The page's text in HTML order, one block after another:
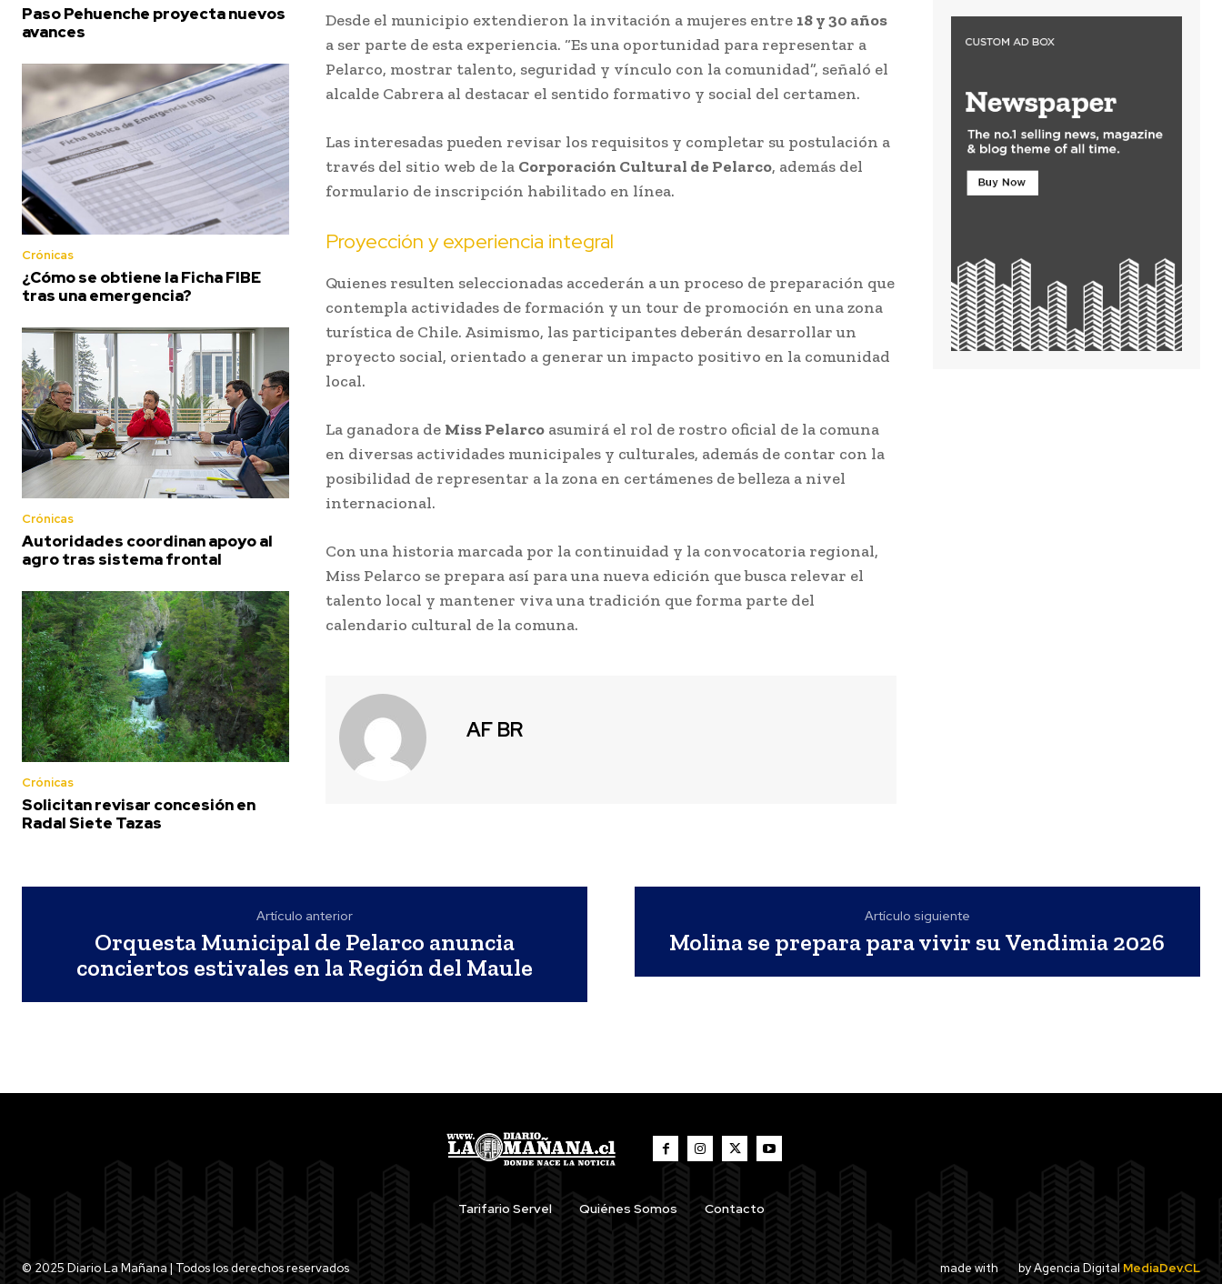
Paso Pehuenche proyecta nuevos
avances
Crónicas
¿Cómo se obtiene la Ficha FIBE
tras una emergencia?
Crónicas
Autoridades coordinan apoyo al
agro tras sistema frontal
Crónicas
Solicitan revisar concesión en
Radal Siete Tazas
Desde el municipio extendieron la invitación a mujeres entre 18 y 30 años
a ser parte de esta experiencia. “Es una oportunidad para representar a
Pelarco, mostrar talento, seguridad y vínculo con la comunidad”, señaló el
alcalde Cabrera al destacar el sentido formativo y social del certamen.
Las interesadas pueden revisar los requisitos y completar su postulación a
través del sitio web de la Corporación Cultural de Pelarco, además del
formulario de inscripción habilitado en línea.
Proyección y experiencia integral
Quienes resulten seleccionadas accederán a un proceso de preparación que
contempla actividades de formación y un tour de promoción en una zona
turística de Chile. Asimismo, las participantes deberán desarrollar un
proyecto social, orientado a generar un impacto positivo en la comunidad
local.
La ganadora de Miss Pelarco asumirá el rol de rostro oficial de la comuna
en diversas actividades municipales y culturales, además de contar con la
posibilidad de representar a la zona en certámenes de belleza a nivel
internacional.
Con una historia marcada por la continuidad y la convocatoria regional,
Miss Pelarco se prepara así para una nueva edición que busca relevar el
talento local y mantener viva una tradición que forma parte del
calendario cultural de la comuna.
AF BR
Artículo anterior
Orquesta Municipal de Pelarco anuncia
conciertos estivales en la Región del Maule
Artículo siguiente
Molina se prepara para vivir su Vendimia 2026
Tarifario Servel Quiénes Somos Contacto
© 2025 Diario La Mañana | Todos los derechos reservados made with by Agencia Digital MediaDev.CL